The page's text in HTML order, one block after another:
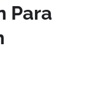
Para